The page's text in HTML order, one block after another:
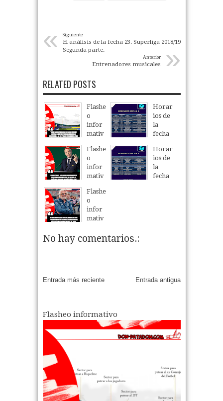
« Siguiente
El análisis de la fecha 23. Superliga 2018/19.
Segunda parte.
»
Anterior
Entrenadores musicales
RELATED POSTS
Flashe
o
infor
mativ
06 Aug 2026
Horar
ios de
la
fecha
Torne
o
Clausu
ra
Flashe
o
infor
mativ
05 Aug 2026
Horar
ios de
la
fecha
05 Aug 2026
Flashe
o
infor
mativ
04 Aug 2026
No hay comentarios.:
Entrada más reciente Entrada antigua
Flasheo informativo